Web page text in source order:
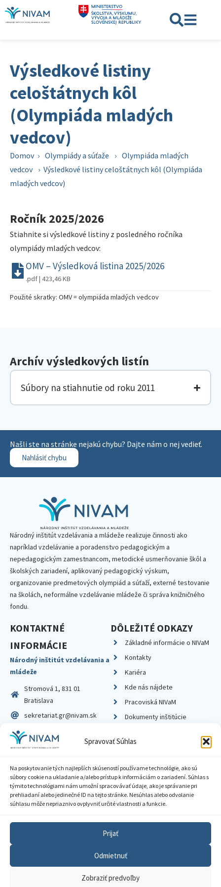
Spravovať Súhlas
Na poskytovanie tých najlepších skúseností používame technológie, ako sú
súbory cookie na ukladanie a/alebo prístup k informáciám o zariadení. Súhlas s
týmito technológiami nám umožní spracovávať údaje, ako je správanie pri
prehliadaní alebo jedinečné ID na tejto stránke. Nesúhlas alebo odvolanie
súhlasu môže nepriaznivo ovplyvniť určité vlastnosti a funkcie.
Prijať
Odmietnuť
Zobraziť predvoľby
Výsledkové listiny
celoštátnych kôl
(Olympiáda mladých
vedcov)
Domov › Olympiády a súťaže › Olympiáda mladých
vedcov › Výsledkové listiny celoštátnych kôl (Olympiáda
mladých vedcov)
Ročník 2025/2026
Stiahnite si výsledkové listiny z posledného ročníka
olympiády mladých vedcov:
OMV – Výsledková listina 2025/2026
.pdf | 423,46 KB
Použité skratky: OMV = olympiáda mladých vedcov
Archív výsledkových listín
Súbory na stiahnutie od roku 2011
Našli ste na stránke nejakú chybu? Dajte nám o nej vedieť.
Nahlásiť chybu
Národný inštitút vzdelávania a mládeže realizuje činnosti ako
napríklad vzdelávanie a poradenstvo pedagogickým a
nepedagogickým zamestnancom, metodické usmerňovanie škôl a
školských zariadení, aplikovaný pedagogický výskum,
organizovanie predmetových olympiád a súťaží, externé testovanie
na školách, neformálne vzdelávanie mládeže či správa knižničného
fondu.
KONTAKTNÉ
INFORMÁCIE
Národný inštitút vzdelávania a
mládeže
Stromová 1, 831 01
Bratislava
sekretariat.gr@nivam.sk
IČO: 00164348
DIČ: 2020798714
DÔLEŽITÉ ODKAZY
Základné informácie o NIVaM
Kontakty
Kariéra
Kde nás nájdete
Pracoviská NIVaM
Dokumenty inštitúcie
Zásady ochrany súkromia
Sprístupnenie informácií
GDPR